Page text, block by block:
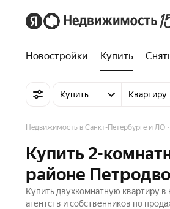
Новостройки Купить
Купить Квартиру
Недвижимость в Санкт-Петербурге и ЛО
Купить 2-
районе
Купить двухкомнатную квартиру
агентств и собственников по